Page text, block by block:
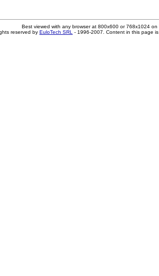
Best viewed with any browser at 800x600 or 768x1024 on
reserved by EuloTech SRL - 1996-2007. Content in this page